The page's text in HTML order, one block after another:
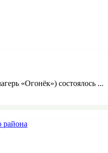
«Огонёк») состоялось ...